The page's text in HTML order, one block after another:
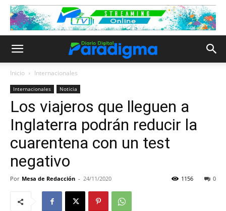
Inicio Internacionales
Internacionales Noticia
Los viajeros que lleguen a
Inglaterra podrán reducir la
cuarentena con un test
negativo
Por Mesa de Redacción - 24/11/2020 0
1156